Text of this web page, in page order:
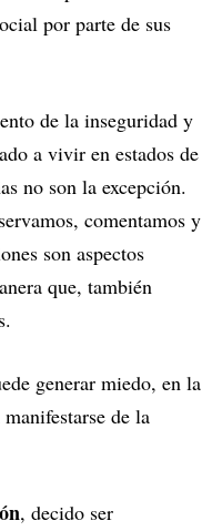
por parte de sus
de la inseguridad y
a vivir en estados de
no son la excepción.
comentamos y
son aspectos
que, también
generar miedo, en la
de la
, decido ser